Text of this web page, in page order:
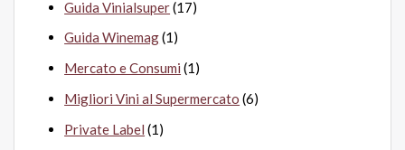
Guida Vinialsuper(17)
Guida Winemag(1)
Mercato e Consumi (1)
Migliori Vini al Supermercato (6)
Private Label (1)